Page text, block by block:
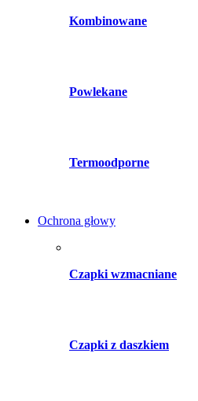
Kombinowane
Powlekane
Termoodporne
Ochrona głowy
Czapki wzmacniane
Czapki z daszkiem